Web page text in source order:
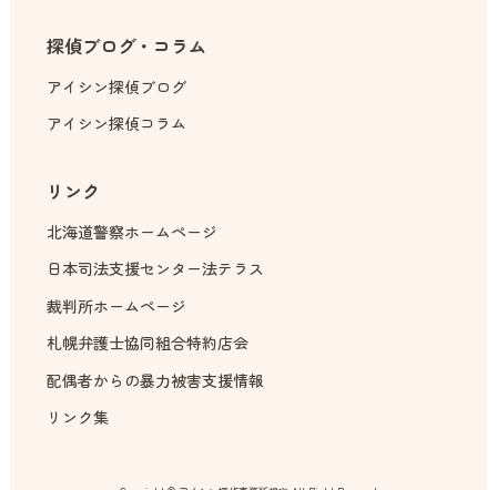
探偵ブログ・コラム
アイシン探偵ブログ
アイシン探偵コラム
リンク
北海道警察ホームページ
日本司法支援センター法テラス
裁判所ホームページ
札幌弁護士協同組合特約店会
配偶者からの暴力被害支援情報
リンク集